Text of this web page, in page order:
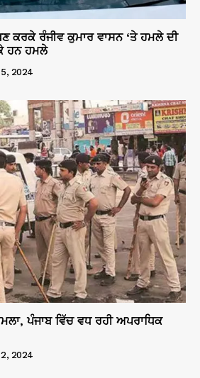
ਕਰਕੇ ਰੰਜੀਵ ਕੁਮਾਰ ਵਾਸਨ ‘ਤੇ ਹਮਲੇ ਦੀ
ਹਨ ਹਮਲੇ
2024
ਪੰਜਾਬ ਵਿੱਚ ਵਧ ਰਹੀ ਅਪਰਾਧਿਕ
2024